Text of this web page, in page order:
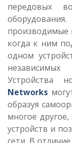
передовых
производимые
когда к ним
одном
Устройства
Networks
образуя
многое другое,
устройств и